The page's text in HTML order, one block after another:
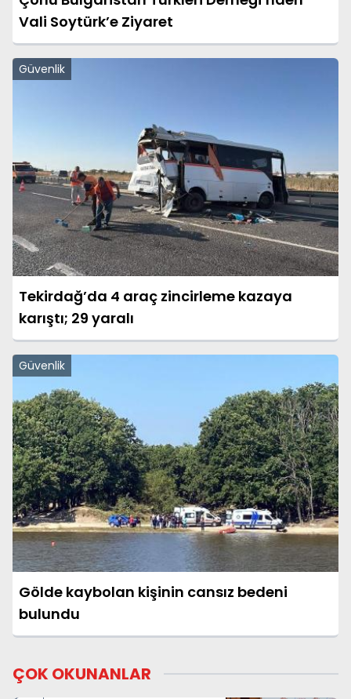
Vali Soytürk’e Ziyaret
Güvenlik
Tekirdağ’da 4 araç zincirleme kazaya
karıştı; 29 yaralı
Güvenlik
Gölde kaybolan kişinin cansız bedeni
bulundu
ÇOK OKUNANLAR